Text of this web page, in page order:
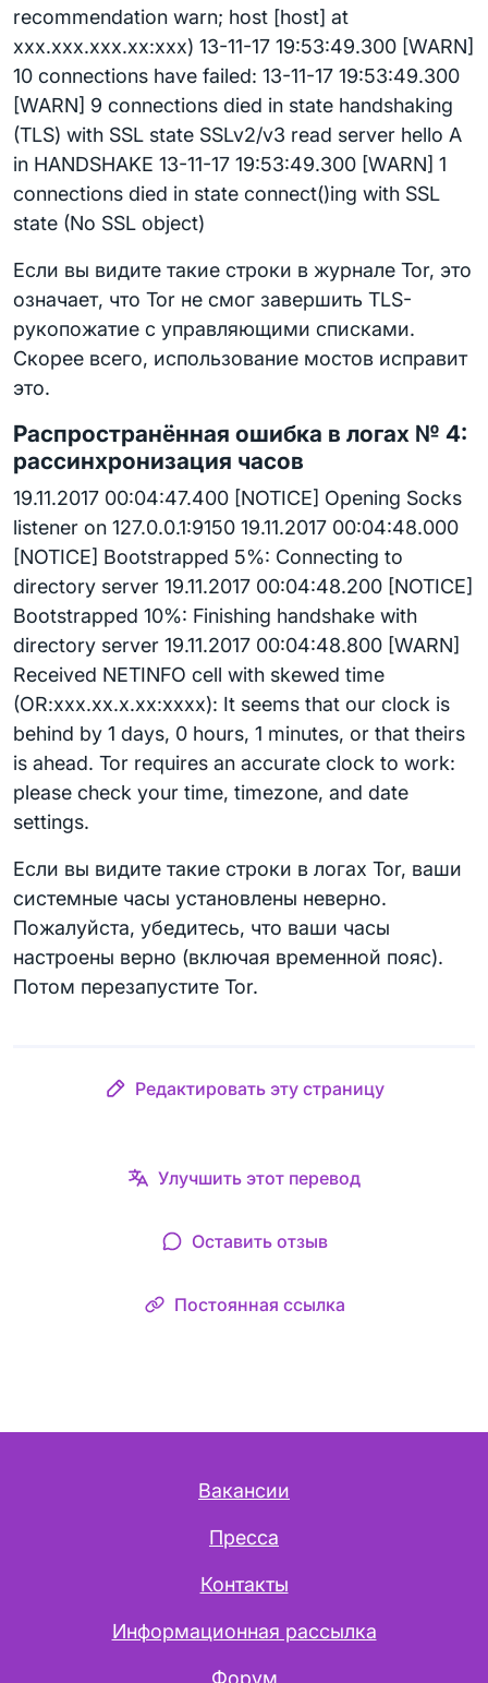
recommendation warn; host [host] at
xxx.xxx.xxx.xx:xxx) 13-11-17 19:53:49.300 [WARN]
10 connections have failed: 13-11-17 19:53:49.300
[WARN] 9 connections died in state handshaking
(TLS) with SSL state SSLv2/v3 read server hello A
in HANDSHAKE 13-11-17 19:53:49.300 [WARN] 1
connections died in state connect()ing with SSL
state (No SSL object)
Если вы видите такие строки в журнале Tor, это
означает, что Tor не смог завершить TLS-
рукопожатие с управляющими списками.
Скорее всего, использование мостов исправит
это.
Распространённая ошибка в логах № 4:
рассинхронизация часов
19.11.2017 00:04:47.400 [NOTICE] Opening Socks
listener on 127.0.0.1:9150 19.11.2017 00:04:48.000
[NOTICE] Bootstrapped 5%: Connecting to
directory server 19.11.2017 00:04:48.200 [NOTICE]
Bootstrapped 10%: Finishing handshake with
directory server 19.11.2017 00:04:48.800 [WARN]
Received NETINFO cell with skewed time
(OR:xxx.xx.x.xx:xxxx): It seems that our clock is
behind by 1 days, 0 hours, 1 minutes, or that theirs
is ahead. Tor requires an accurate clock to work:
please check your time, timezone, and date
settings.
Если вы видите такие строки в логах Tor, ваши
системные часы установлены неверно.
Пожалуйста, убедитесь, что ваши часы
настроены верно (включая временной пояс).
Потом перезапустите Tor.
Редактировать эту страницу
Улучшить этот перевод
Оставить отзыв
Постоянная ссылка
Вакансии
Пресса
Контакты
Информационная рассылка
Форум